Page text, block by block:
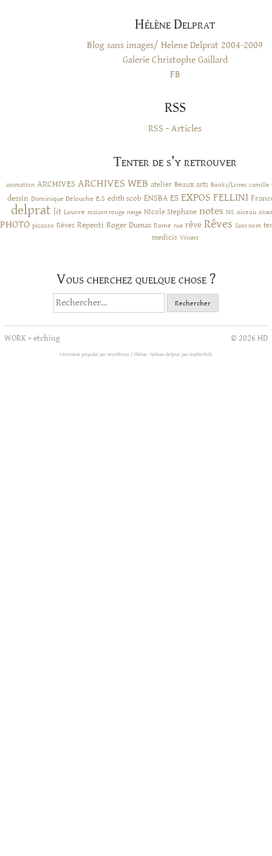
Hélène Delprat
Blog sans images/ Helene Delprat 2004-2009
Galerie Christophe Gaillard
FB
RSS
RSS - Articles
Tenter de s’y retrouver
animation ARCHIVES ARCHIVES WEB atelier Beaux arts Books/Livres camille
dessin Dominique Delouche E.S edith scob ENSBA ES EXPOS FELLINI
delprat lit Louvre maison rouge neige NIcole Stephane notes NS oiseau
PHOTO picasso Rêves Repenti Roger Dumas Rome rue rêve Rêves Sans nom
medicis Viviers
Vous cherchez quelque chose ?
Rechercher :
WORK>etching © 2026 HD
Fièrement propulsé par WordPress. Thème : helene-delprat par SophieWeb.